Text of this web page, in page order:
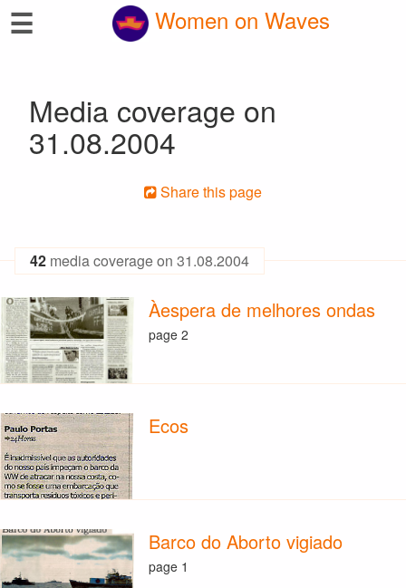
☰ Women on Waves
Media coverage on
31.08.2004
Share this page
42 media coverage on 31.08.2004
Àespera de melhores ondas
page 2
Ecos
Barco do Aborto vigiado
page 1